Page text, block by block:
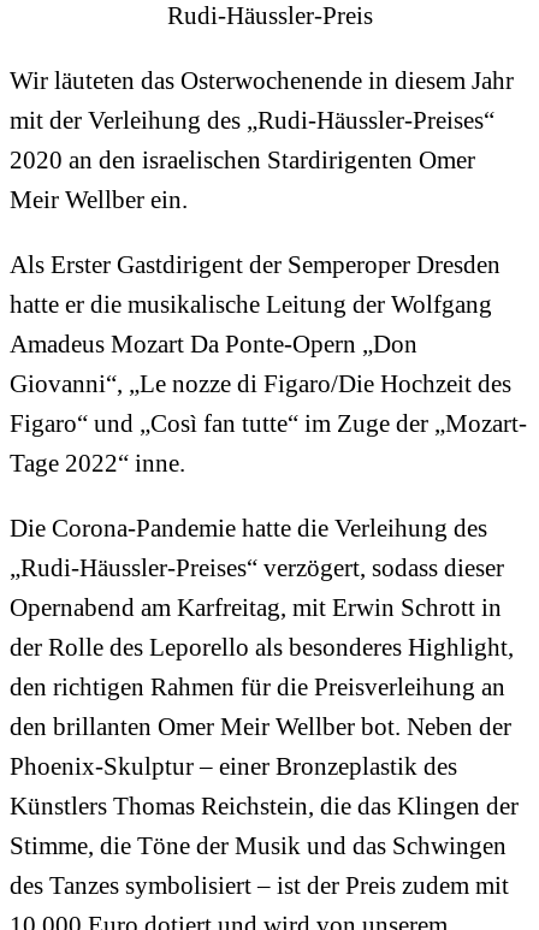
Rudi-Häussler-Preis
Wir läuteten das Osterwochenende in diesem Jahr
mit der Verleihung des „Rudi-Häussler-Preises“
2020 an den israelischen Stardirigenten Omer
Meir Wellber ein.
Als Erster Gastdirigent der Semperoper Dresden
hatte er die musikalische Leitung der Wolfgang
Amadeus Mozart Da Ponte-Opern „Don
Giovanni“, „Le nozze di Figaro/Die Hochzeit des
Figaro“ und „Così fan tutte“ im Zuge der „Mozart-
Tage 2022“ inne.
Die Corona-Pandemie hatte die Verleihung des
„Rudi-Häussler-Preises“ verzögert, sodass dieser
Opernabend am Karfreitag, mit Erwin Schrott in
der Rolle des Leporello als besonderes Highlight,
den richtigen Rahmen für die Preisverleihung an
den brillanten Omer Meir Wellber bot. Neben der
Phoenix-Skulptur – einer Bronzeplastik des
Künstlers Thomas Reichstein, die das Klingen der
Stimme, die Töne der Musik und das Schwingen
des Tanzes symbolisiert – ist der Preis zudem mit